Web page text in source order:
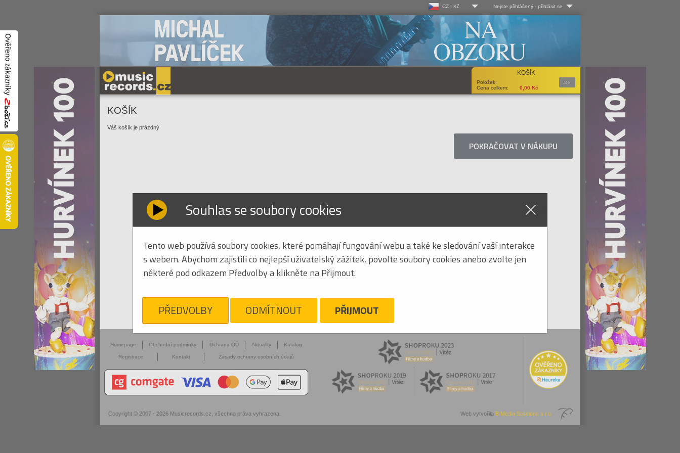
CZ | Kč
CZ | Kč
SK | EUR
Nejste přihlášený - přihlásit se
Log-in
Uživ. jméno:
Heslo:
KOŠÍK
Položek:
Cena celkem:
0,00 Kč
Podrobnosti
KOŠÍK
Váš košík je prázdný
POKRAČOVAT V NÁKUPU
Homepage Obchodní podmínky Ochrana OÚ Aktuality Katalog
Registrace Kontakt Zásady ochrany osobních údajů
Copyright © 2007 - 2026 Musicrecords.cz , všechna práva vyhrazena. Web vytvořila B Media Solutions s.r.o.
Souhlas se soubory cookies Close
Tento web používá soubory cookies, které pomáhají fungování webu a také ke sledování vaší interakce
s webem. Abychom zajistili co nejlepší uživatelský zážitek, povolte soubory cookies anebo zvolte jen
některé pod odkazem Předvolby a klikněte na Přijmout.
PŘEDVOLBY ODMÍTNOUT PŘIJMOUT